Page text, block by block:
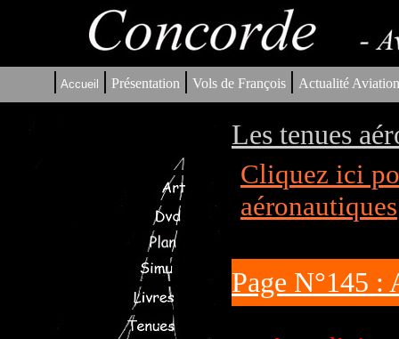
| Accueil | Présentation | Vols de François | Actualité
Les tenues
Cliquez ici
aéronautiques
Page N°145